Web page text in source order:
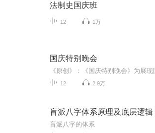
法制史国庆班
12 1万
国庆特别晚会
12 2.9万
盲派八字体系原理及底层逻辑
盲派八字的体系